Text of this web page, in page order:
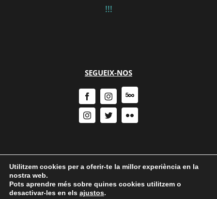
!!!
SEGUEIX-NOS
Política de Privacitat
Utilitzem cookies per a oferir-te la millor experiència en la
nostra web.
Pots aprendre més sobre quines cookies utilitzem o
desactivar-les en els ajustos.